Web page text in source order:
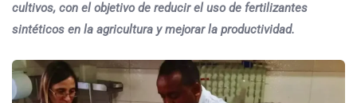
cultivos, con el objetivo de reducir el uso de fertilizantes
sintéticos en la agricultura y mejorar la productividad.